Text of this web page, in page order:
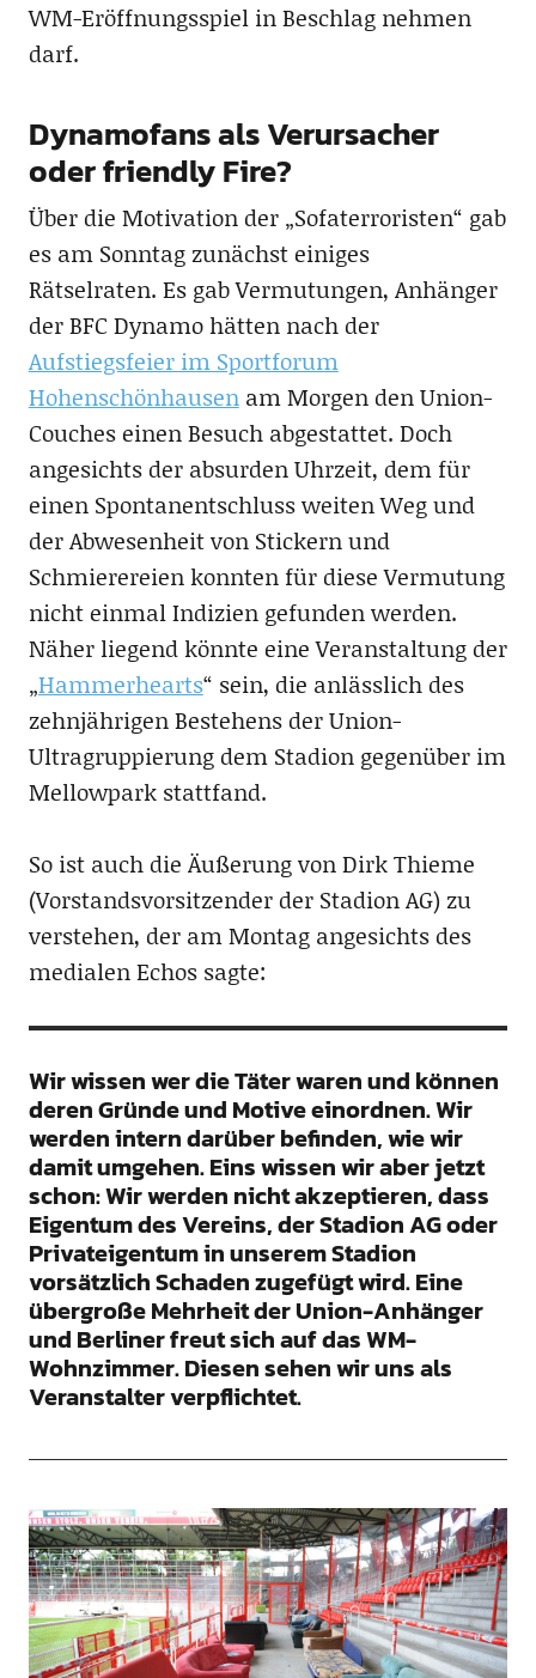
WM-Eröffnungsspiel in Beschlag nehmen
darf.
Dynamofans als Verursacher
oder friendly Fire?
Über die Motivation der „Sofaterroristen“ gab
es am Sonntag zunächst einiges
Rätselraten. Es gab Vermutungen, Anhänger
der BFC Dynamo hätten nach der
Aufstiegsfeier im Sportforum
Hohenschönhausenam Morgen den Union-
Couches einen Besuch abgestattet. Doch
angesichts der absurden Uhrzeit, dem für
einen Spontanentschluss weiten Weg und
der Abwesenheit von Stickern und
Schmierereien konnten für diese Vermutung
nicht einmal Indizien gefunden werden.
Näher liegend könnte eine Veranstaltung der
„Hammerhearts“ sein, die anlässlich des
zehnjährigen Bestehens der Union-
Ultragruppierung dem Stadion gegenüber im
Mellowpark stattfand.
So ist auch die Äußerung von Dirk Thieme
(Vorstandsvorsitzender der Stadion AG) zu
verstehen, der am Montag angesichts des
medialen Echos sagte:
Wir wissen wer die Täter waren und können
deren Gründe und Motive einordnen. Wir
werden intern darüber befinden, wie wir
damit umgehen. Eins wissen wir aber jetzt
schon: Wir werden nicht akzeptieren, dass
Eigentum des Vereins, der Stadion AG oder
Privateigentum in unserem Stadion
vorsätzlich Schaden zugefügt wird. Eine
übergroße Mehrheit der Union-Anhänger
und Berliner freut sich auf das WM-
Wohnzimmer. Diesen sehen wir uns als
Veranstalter verpflichtet.